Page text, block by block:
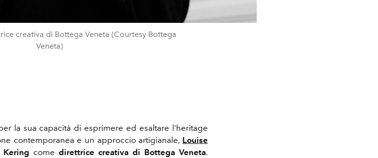
creativa di Bottega Veneta (Courtesy Bottega
Veneta)
la sua capacità di esprimere ed esaltare l'heritage
contemporanea e un approccio artigianale, Louise
Kering come direttrice creativa di Bottega Veneta.